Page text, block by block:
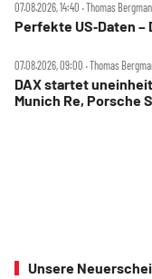
07.08.2026, 14:40 ‧ Thomas
Perfekte US‑Daten
07.08.2026, 09:00 ‧ Thomas
DAX startet
Munich Re, Porsche
Unsere